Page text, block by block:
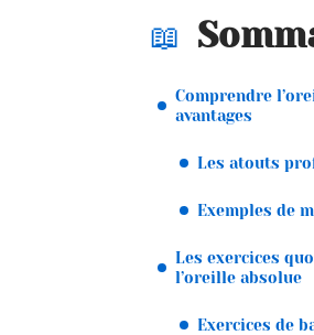
Comprendre
avantages
Les atouts
Exemples de
Les exercices
l’oreille absolue
Exercices de